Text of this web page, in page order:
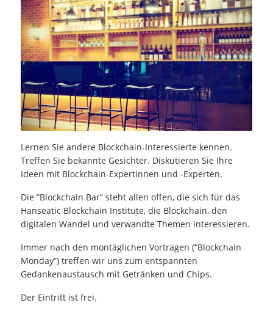
Lernen Sie andere Blockchain-Interessierte kennen.
Treffen Sie bekannte Gesichter. Diskutieren Sie Ihre
Ideen mit Blockchain-Expertinnen und -Experten.
Die “Blockchain Bar” steht allen offen, die sich für das
Hanseatic Blockchain Institute, die Blockchain, den
digitalen Wandel und verwandte Themen interessieren.
Immer nach den montäglichen Vorträgen (“Blockchain
Monday”) treffen wir uns zum entspannten
Gedankenaustausch mit Getränken und Chips.
Der Eintritt ist frei.